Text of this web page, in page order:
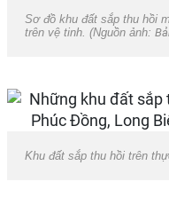
Sơ đồ khu đất sắp thu hồi
trên vệ tinh. (Nguồn ảnh:
Khu đất sắp thu hồi trên